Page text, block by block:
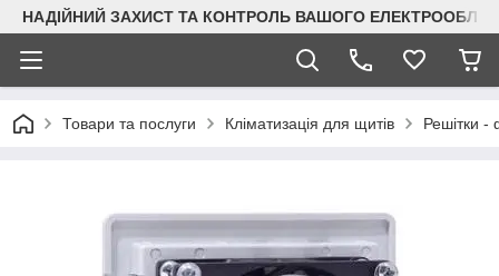
НАДІЙНИЙ ЗАХИСТ ТА КОНТРОЛЬ ВАШОГО
Товари та послуги Кліматизація для щитів Решітки -